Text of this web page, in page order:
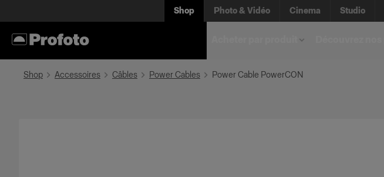
Shop Photo & Vidéo Cinema Studio
Shop Accessoires Câbles Power Cables Power Cable PowerCON